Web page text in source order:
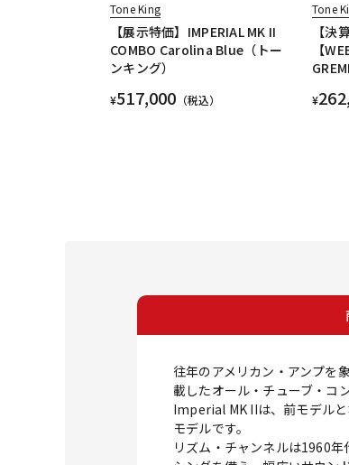
Tone King
【展示特価】IMPERIAL MK II
COMBO Carolina Blue（トー
ンキング）
¥517,000 （税込）
Tone
【決
【
¥
往年のアメリカン・アンプを
載したオール・チューブ・コ
Imperial MK IIは、前モデル
モデルです。
リズム・チャンネルは1960